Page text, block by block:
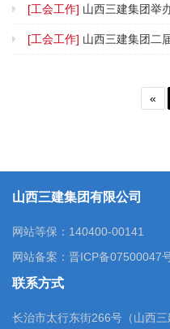
[工会工作] 山西三建集团举
[工会工作] 山西三建集团二届四次职工代
«
山西三建集团有限公司
网站等保：140400-00141
网站备案： 晋ICP备07500047
联系方式
长治市太行东街266号（山西三